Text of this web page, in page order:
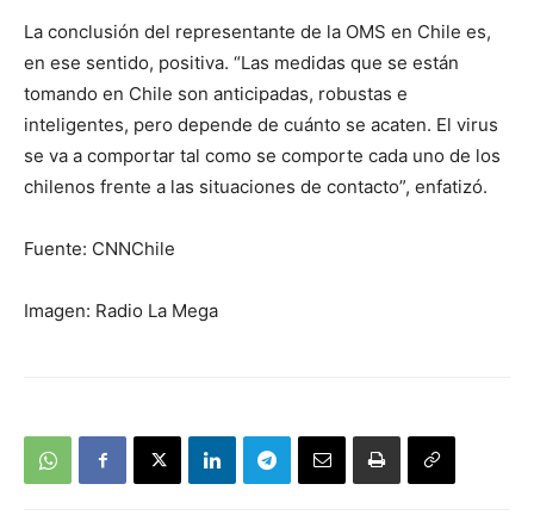
La conclusión del representante de la OMS en Chile es,
en ese sentido, positiva. “Las medidas que se están
tomando en Chile son anticipadas, robustas e
inteligentes, pero depende de cuánto se acaten. El virus
se va a comportar tal como se comporte cada uno de los
chilenos frente a las situaciones de contacto”, enfatizó.
Fuente: CNNChile
Imagen: Radio La Mega